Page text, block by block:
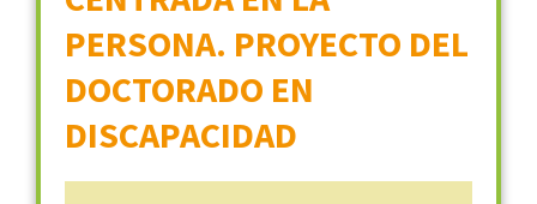
PERSONA. PROYECTO DEL
DOCTORADO EN
DISCAPACIDAD